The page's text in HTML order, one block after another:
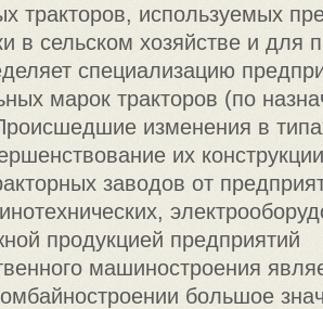
тракторов, используемых
в сельском хозяйстве и
специализацию
марок тракторов (по
изменения в
их
заводов от
продукцией предприятий
машиностроения
большое